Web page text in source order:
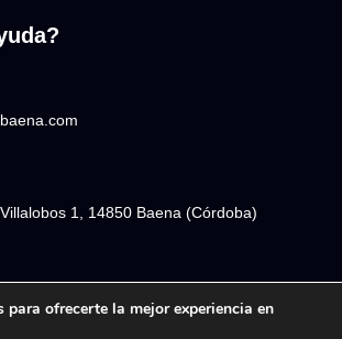
1, 14850 Baena (Córdoba)
para ofrecerte la mejor experiencia en